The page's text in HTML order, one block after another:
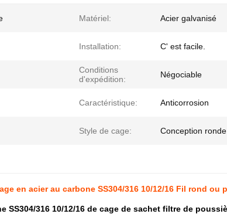
Matériel: Acier galvanisé
Installation: C' est facile.
Conditions
d'expédition:
Négociable
Caractéristique: Anticorrosion
Style de cage: Conception
en acier au carbone SS304/316 10/12/16 Fil rond ou
SS304/316 10/12/16 de cage de sachet filtre de